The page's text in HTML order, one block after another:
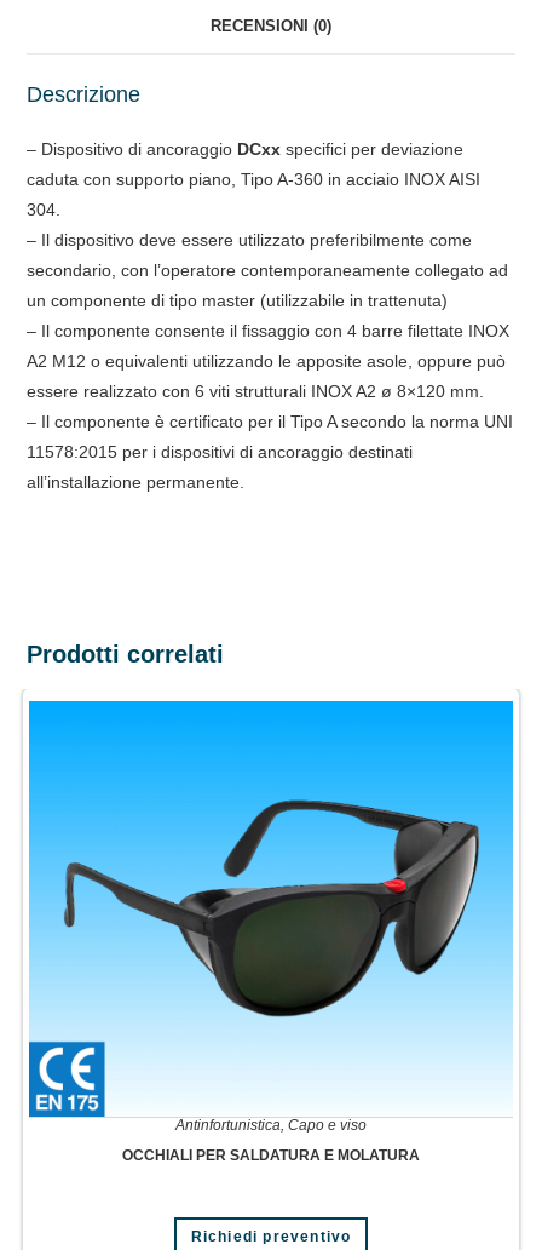
RECENSIONI (0)
Descrizione
– Dispositivo di ancoraggio DCxx specifici per deviazione
caduta con supporto piano, Tipo A-360 in acciaio INOX AISI
304.
– Il dispositivo deve essere utilizzato preferibilmente come
secondario, con l’operatore contemporaneamente collegato ad
un componente di tipo master (utilizzabile in trattenuta)
– Il componente consente il fissaggio con 4 barre filettate INOX
A2 M12 o equivalenti utilizzando le apposite asole, oppure può
essere realizzato con 6 viti strutturali INOX A2 ø 8×120 mm.
– Il componente è certificato per il Tipo A secondo la norma UNI
11578:2015 per i dispositivi di ancoraggio destinati
all’installazione permanente.
Prodotti correlati
Antinfortunistica, Capo e viso
OCCHIALI PER SALDATURA E MOLATURA
Richiedi preventivo